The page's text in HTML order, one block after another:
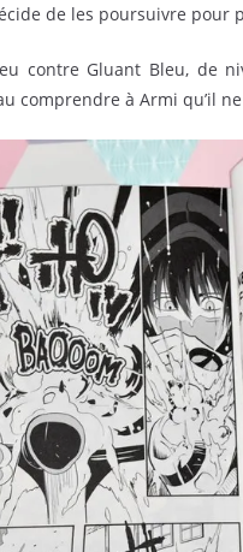
de les poursuivre
contre Gluant Bleu, de
comprendre à Armi qu’il